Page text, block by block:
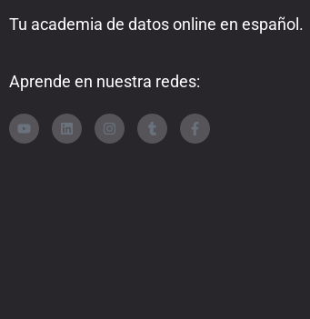
Tu academia de datos online en español.
Aprende en nuestra redes: